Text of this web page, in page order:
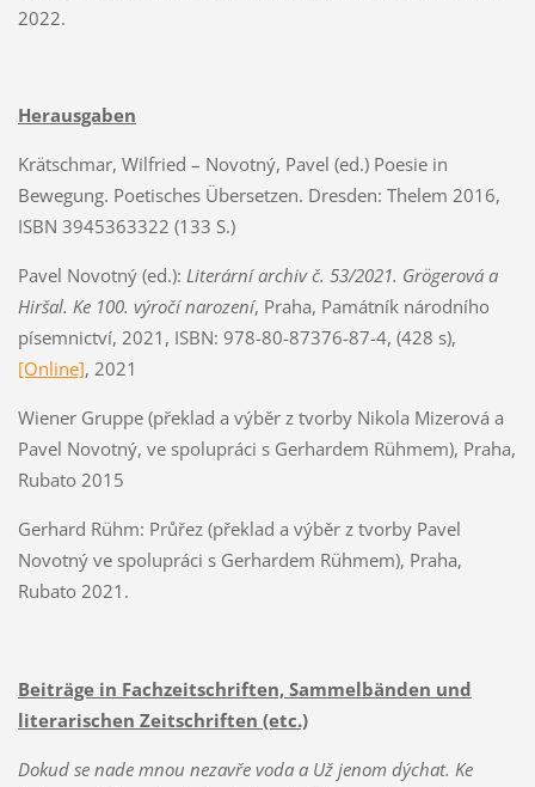
2022.
Herausgaben
Krätschmar, Wilfried – Novotný, Pavel (ed.) Poesie in
Bewegung. Poetisches Übersetzen. Dresden: Thelem 2016,
ISBN 3945363322 (133 S.)
Pavel Novotný (ed.): Literární archiv č. 53/2021. Grögerová a
Hiršal. Ke 100. výročí narození, Praha, Památník národního
písemnictví, 2021, ISBN: 978-80-87376-87-4, (428 s),
[Online], 2021
Wiener Gruppe (překlad a výběr z tvorby Nikola Mizerová a
Pavel Novotný, ve spolupráci s Gerhardem Rühmem), Praha,
Rubato 2015
Gerhard Rühm: Průřez (překlad a výběr z tvorby Pavel
Novotný ve spolupráci s Gerhardem Rühmem), Praha,
Rubato 2021.
Beiträge in Fachzeitschriften, Sammelbänden und
literarischen Zeitschriften (etc.)
Dokud se nade mnou nezavře voda a Už jenom dýchat. Ke